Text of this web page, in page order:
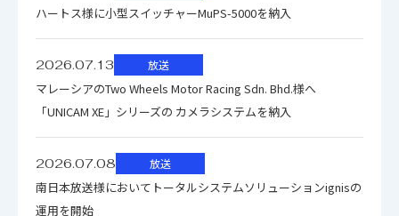
ハートス様に小型スイッチャーMuPS-5000を納入
2026.07.13 放送
マレーシアのTwo Wheels Motor Racing Sdn. Bhd.様へ
「UNICAM XE」シリーズの カメラシステムを納入
2026.07.08 放送
南日本放送様においてトータルシステムソリューションignisの
運用を開始